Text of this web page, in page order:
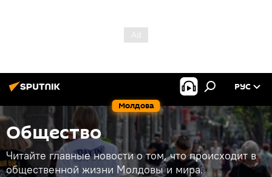
Молдова
РУС
Общество
Читайте главные новости о том, что происходит в
общественной жизни Молдовы и мира.